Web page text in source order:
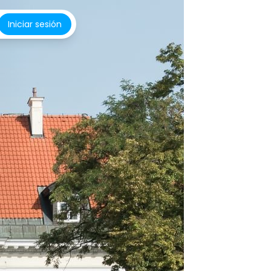
Iniciar sesión